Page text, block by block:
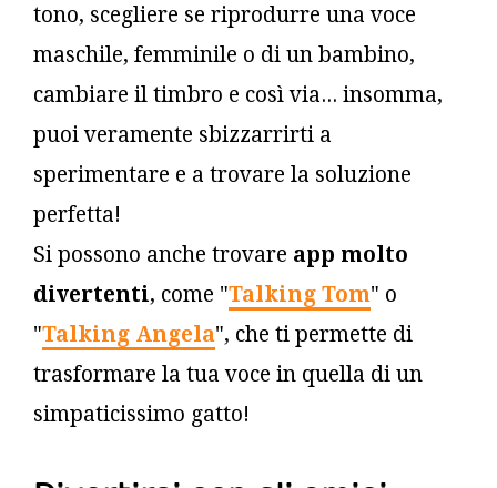
tono, scegliere se riprodurre una voce
maschile, femminile o di un bambino,
cambiare il timbro e così via... insomma,
puoi veramente sbizzarrirti a
sperimentare e a trovare la soluzione
perfetta!
Si possono anche trovare app molto
divertenti, come "Talking Tom" o
"Talking Angela", che ti permette di
trasformare la tua voce in quella di un
simpaticissimo gatto!